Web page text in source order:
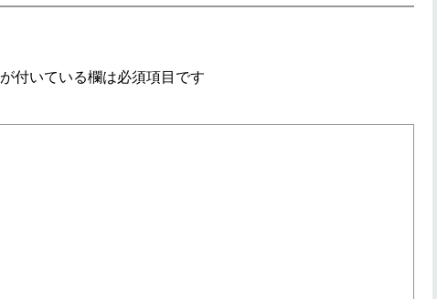
が付いている欄は必須項目です